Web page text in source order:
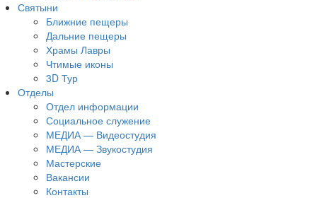
Святыни
Ближние пещеры
Дальние пещеры
Храмы Лавры
Чтимые иконы
3D Тур
Отделы
Отдел информации
Социальное служение
МЕДИА — Видеостудия
МЕДИА — Звукостудия
Мастерские
Вакансии
Контакты